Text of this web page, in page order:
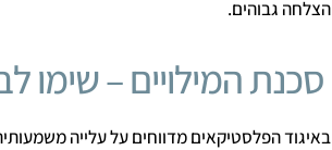
הצלחה גבוהים.
סכנת המילויים – שימו
באיגוד הפלסטיקאים מדווחים על עלייה